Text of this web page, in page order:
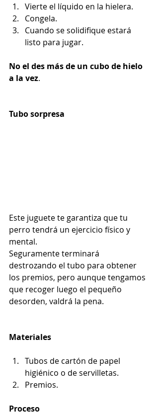
Vierte el líquido en la hielera.
Congela.
Cuando se solidifique estará
listo para jugar.
No el des más de un cubo de hielo
a la vez.
Tubo sorpresa
Este juguete te garantiza que tu
perro tendrá un ejercicio físico y
mental.
Seguramente terminará
destrozando el tubo para obtener
los premios, pero aunque tengamos
que recoger luego el pequeño
desorden, valdrá la pena.
Materiales
Tubos de cartón de papel
higiénico o de servilletas.
Premios.
Proceso